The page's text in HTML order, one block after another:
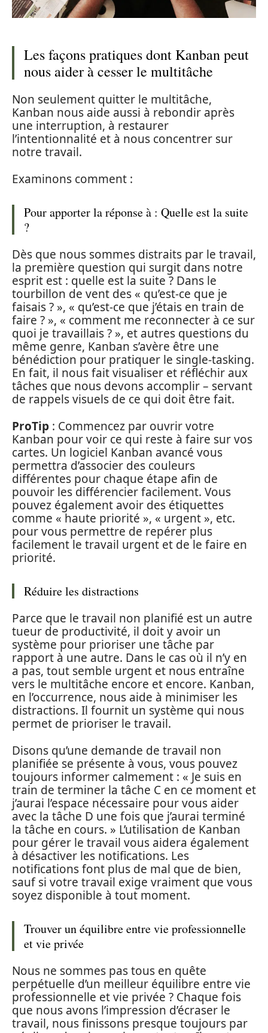
Les façons pratiques dont Kanban peut
nous aider à cesser le multitâche
Non seulement quitter le multitâche,
Kanban nous aide aussi à rebondir après
une interruption, à restaurer
l’intentionnalité et à nous concentrer sur
notre travail.
Examinons comment :
Pour apporter la réponse à : Quelle est la suite
?
Dès que nous sommes distraits par le travail,
la première question qui surgit dans notre
esprit est : quelle est la suite ? Dans le
tourbillon de vent des « qu’est-ce que je
faisais ? », « qu’est-ce que j’étais en train de
faire ? », « comment me reconnecter à ce sur
quoi je travaillais ? », et autres questions du
même genre, Kanban s’avère être une
bénédiction pour pratiquer le single-tasking.
En fait, il nous fait visualiser et réfléchir aux
tâches que nous devons accomplir – servant
de rappels visuels de ce qui doit être fait.
ProTip : Commencez par ouvrir votre
Kanban pour voir ce qui reste à faire sur vos
cartes. Un logiciel Kanban avancé vous
permettra d’associer des couleurs
différentes pour chaque étape afin de
pouvoir les différencier facilement. Vous
pouvez également avoir des étiquettes
comme « haute priorité », « urgent », etc.
pour vous permettre de repérer plus
facilement le travail urgent et de le faire en
priorité.
Réduire les distractions
Parce que le travail non planifié est un autre
tueur de productivité, il doit y avoir un
système pour prioriser une tâche par
rapport à une autre. Dans le cas où il n’y en
a pas, tout semble urgent et nous entraîne
vers le multitâche encore et encore. Kanban,
en l’occurrence, nous aide à minimiser les
distractions. Il fournit un système qui nous
permet de prioriser le travail.
Disons qu’une demande de travail non
planifiée se présente à vous, vous pouvez
toujours informer calmement : « Je suis en
train de terminer la tâche C en ce moment et
j’aurai l’espace nécessaire pour vous aider
avec la tâche D une fois que j’aurai terminé
la tâche en cours. » L’utilisation de Kanban
pour gérer le travail vous aidera également
à désactiver les notifications. Les
notifications font plus de mal que de bien,
sauf si votre travail exige vraiment que vous
soyez disponible à tout moment.
Trouver un équilibre entre vie professionnelle
et vie privée
Nous ne sommes pas tous en quête
perpétuelle d’un meilleur équilibre entre vie
professionnelle et vie privée ? Chaque fois
que nous avons l’impression d’écraser le
travail, nous finissons presque toujours par